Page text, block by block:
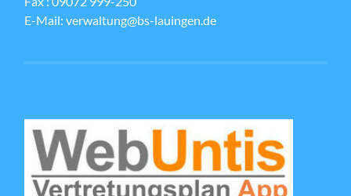
E-Mail: verwaltung@bs-lauingen.de